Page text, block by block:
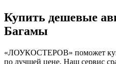
Купить дешевые
Багамы
«ЛОУКОСТЕРОВ» поможет
по лучшей цене. Наш сервис